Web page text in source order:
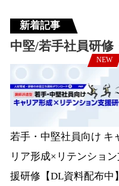
新着記事
中堅/若手社員研修
NEW
若手・中堅社員向け キ
リア形成×リテンション
援研修【DL資料配布中】